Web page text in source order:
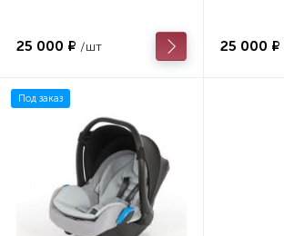
25 000 ₽ /шт 25 000 ₽
Под заказ